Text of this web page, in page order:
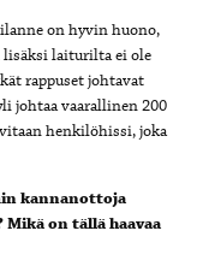
on hyvin huono,
lisäksi laiturilta ei ole
rappuset johtavat
johtaa vaarallinen 200
henkilöhissi, joka
kannanottoja
on tällä haavaa